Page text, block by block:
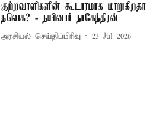
குற்றவாளிகளின் கூடாரமாக மாறுகிறதா
தவெக? - நயினார் நாகேந்திரன்
அரசியல் செய்திப்பிரிவு 23 Jul 2026